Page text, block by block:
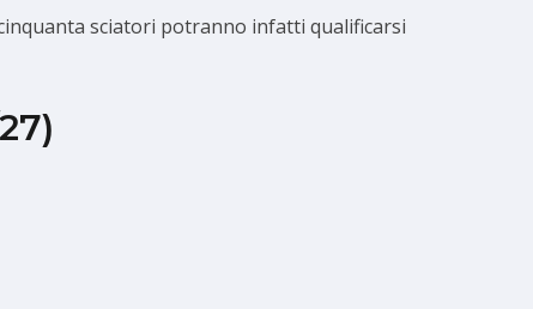
sciatori potranno infatti qualificarsi